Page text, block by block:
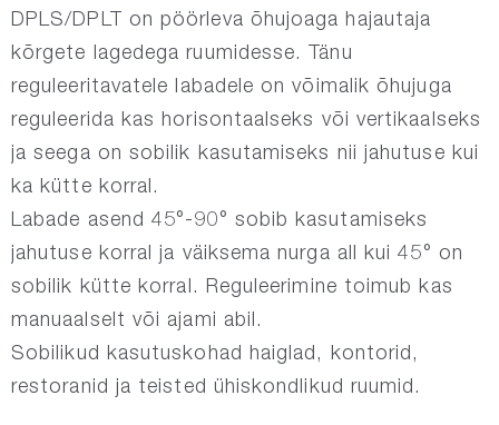
NORDsmoke-round
NORDsmoke-rect
NORDsilencer
DPLS/DPLT on pöörleva õhujoaga hajautaja
kõrgete lagedega ruumidesse. Tänu
reguleeritavatele labadele on võimalik õhujuga
reguleerida kas horisontaalseks või vertikaalseks
ja seega on sobilik kasutamiseks nii jahutuse kui
ka kütte korral.
Labade asend 45°-90° sobib kasutamiseks
jahutuse korral ja väiksema nurga all kui 45° on
sobilik kütte korral. Reguleerimine toimub kas
manuaalselt või ajami abil.
Sobilikud kasutuskohad haiglad, kontorid,
restoranid ja teisted ühiskondlikud ruumid.​